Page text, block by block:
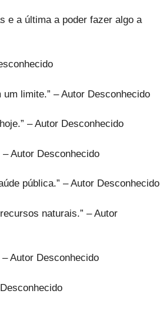
e a última a poder fazer algo a
limite.” – Autor Desconhecido
– Autor Desconhecido
Autor Desconhecido
pública.” – Autor Desconhecido
naturais.” – Autor
Autor Desconhecido